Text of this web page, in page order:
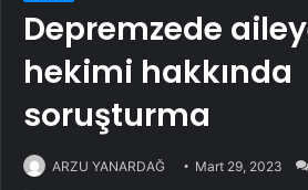
Depremzede
hekimi hakkında
soruşturma
ARZU YANARDAĞ Mart 29, 2023